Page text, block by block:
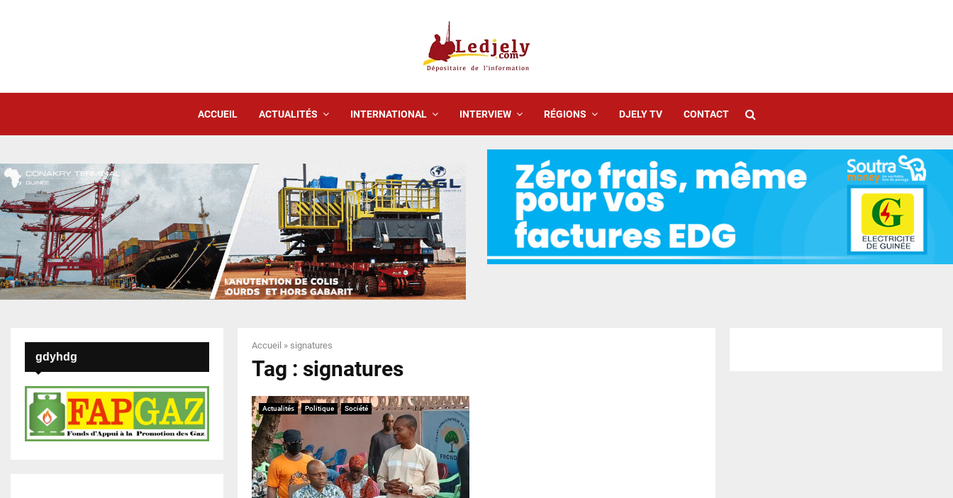
ACCUEIL ACTUALITÉS INTERNATIONAL INTERVIEW RÉGIONS DJELY TV CONTACT
Accueil » signatures
Tag : signatures
Actualités Politique Société
gdyhdg